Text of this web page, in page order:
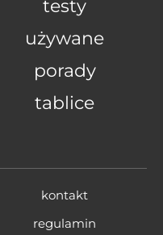
testy
używane
porady
tablice
kontakt
regulamin